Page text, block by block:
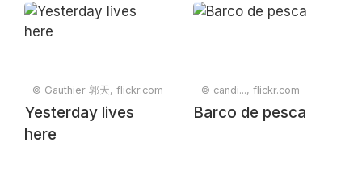
Barbadillo del
© Gauthier 郭天, flickr.com
Yesterday lives
here
© candi..., flickr.com
Barco de pesca